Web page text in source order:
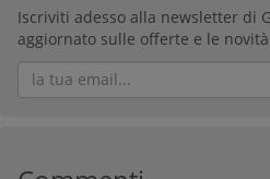
Iscriviti adesso alla newsletter di
aggiornato sulle offerte e le